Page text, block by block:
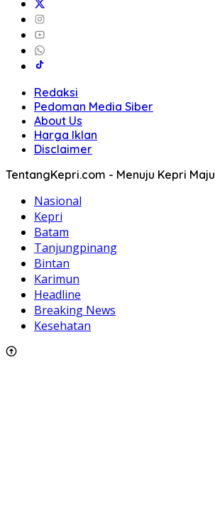
Redaksi
Pedoman Media Siber
About Us
Harga Iklan
Disclaimer
TentangKepri.com - Menuju Kepri Maju
Nasional
Kepri
Batam
Tanjungpinang
Bintan
Karimun
Headline
Breaking News
Kesehatan